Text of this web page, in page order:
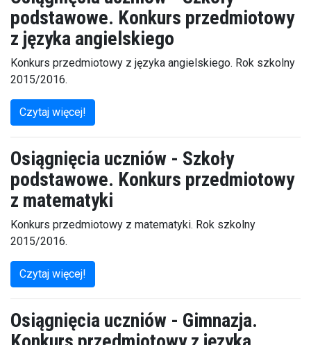
podstawowe. Konkurs przedmiotowy
z języka angielskiego
Konkurs przedmiotowy z języka angielskiego. Rok szkolny
2015/2016.
Czytaj więcej!
Osiągnięcia uczniów - Szkoły
podstawowe. Konkurs przedmiotowy
z matematyki
Konkurs przedmiotowy z matematyki. Rok szkolny
2015/2016.
Czytaj więcej!
Osiągnięcia uczniów - Gimnazja.